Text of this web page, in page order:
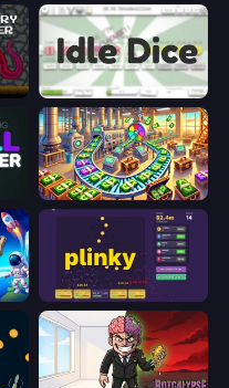
Idle Dice
Money Factory: Tycoon Idle Game
Plinky